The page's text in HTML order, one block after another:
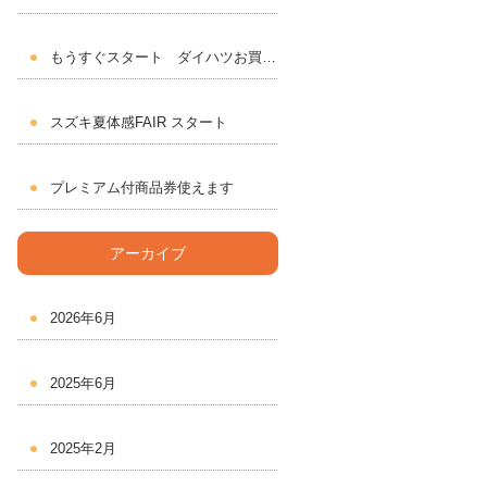
もうすぐスタート ダイハツお買いドキフェア
スズキ夏体感FAIR スタート
プレミアム付商品券使えます
アーカイブ
2026年6月
2025年6月
2025年2月